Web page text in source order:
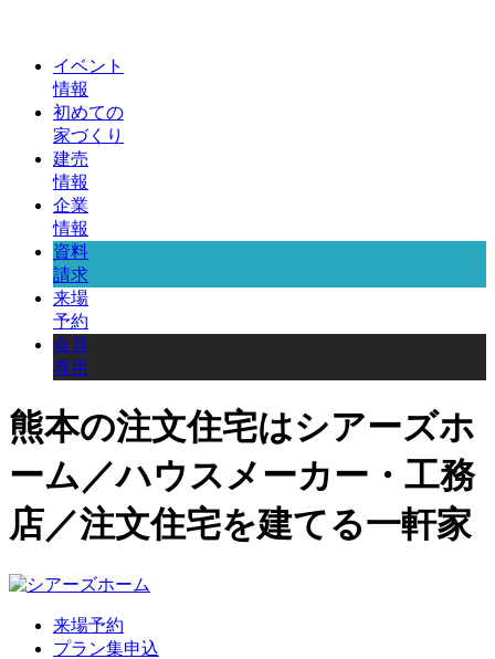
イベント
情報
初めての
家づくり
建売
情報
企業
情報
資料
請求
来場
予約
会員
専用
熊本の注文住宅はシアーズホ
ーム／ハウスメーカー・工務
店／注文住宅を建てる一軒家
来場予約
プラン集申込